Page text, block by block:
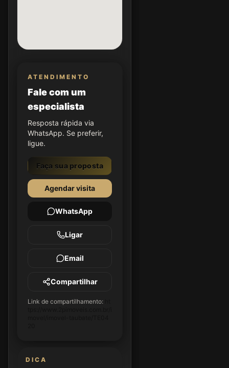
ATENDIMENTO
Fale com um
especialista
Resposta rápida via
WhatsApp. Se preferir,
ligue.
Faça sua proposta
Agendar visita
WhatsApp
Ligar
Email
Compartilhar
Link de compartilhamento:
DICA